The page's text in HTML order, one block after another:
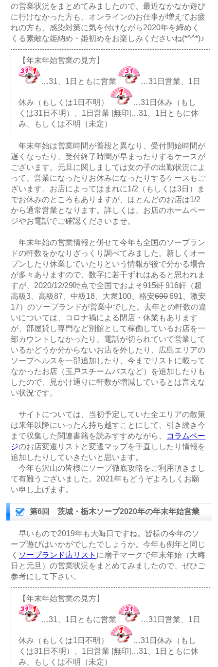
の営業状況をまとめてみましたので、最近なかなか遊び
に行けなかった方も、オンラインのお仕事が増えてお疲
れの方も、感染対策に気を付けながら2020年を締めく
くる素敵な姫納め・姫初めをお楽しみくださいね(*^^*)♪
【年末年始営業の見方】
…31、1日ともに営業 …31日営業、1日
休み（もしくは1日不明）
…31日休み（もし
くは31日不明）、1日営業 [無印]…31、1日ともに休
み、もしくは不明（未定）
年末年始は営業時間が普段と異なり、受付開始時間が
遅くなったり、受付終了時間が早まったりするケースが
ございます。元旦に関しましては女の子の出勤状況によ
って、営業になったりお休みになったりするケースもご
ざいます。お店によってはまれに1/2（もしくは3日）ま
でお休みのところもありますが、ほとんどのお店は1/2
から通常営業となります。詳しくは、お店のホームペー
ジやお電話でご確認くださいませ。
年末年始の営業情報と併せて今年も全国のソープラン
ドの軒数をかなりざっくり調べてみました。新しくオー
プンしたり休業していたりという情報が後で分かる場合
が多々ありますので、数字に若干ずれはあると思われま
すが、2020/12/29時点で全国でおよそ915軒916軒（超
高級3、高級87、中級18、大衆100、格安690691、激安
17）のソープランドが営業中でした。去年との軒数の違
いについては、コロナ禍による閉店・休業もあります
が、部屋貸し専門など別館として稼働しているお店を一
部カウントしなかったり、電話が切られていて営業して
いるかどうか分からないお店を外したり、広島エリアの
ソープヘルスを一部追加したり、今までリストに載って
なかったお店（玉戸スチームバスなど）を追加したりも
したので、見かけ通りに軒数が増減しているとは言えな
い状況です。
サイトについては、当初予定していた全エリアの散策
は来年以降にいったん持ち越すことにして、引き続き今
まで収集した関連書籍を読みすすめながら、 コラムペー
ジのお店変遷リストと変遷マップを手直ししたり情報を
追加したりしていきたいと思います。
今年も沢山の皆様にソープ徹底攻略をご利用頂きまし
て有難うございました。2021年もどうぞよろしくお願
い申し上げます。
第6回 茨城・栃木ソープ2020年の年末年始営業
早いもので2019年も大晦日ですね。皆様の今年のソ
ープ遊びはいかがでしたでしょうか。今年も例年と同じ
く ソープランド店リスト に扇子マークで年末年始（大晦
日と元旦）の営業状況をまとめてみましたので、ぜひご
参考にして下さい。
【年末年始営業の見方】
…31、1日ともに営業 …31日営業、1日
休み（もしくは1日不明）
…31日休み（もし
くは31日不明）、1日営業 [無印]…31、1日ともに休
み、もしくは不明（未定）